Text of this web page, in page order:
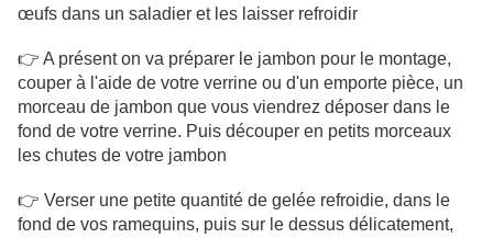
œufs dans un saladier et les laisser refroidir
👉 A présent on va préparer le jambon pour le montage,
couper à l'aide de votre verrine ou d'un emporte pièce, un
morceau de jambon que vous viendrez déposer dans le
fond de votre verrine. Puis découper en petits morceaux
les chutes de votre jambon
👉 Verser une petite quantité de gelée refroidie, dans le
fond de vos ramequins, puis sur le dessus délicatement,